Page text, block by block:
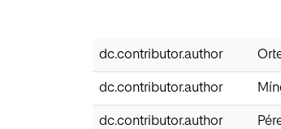
dc.contributor.author
dc.contributor.author
dc.contributor.author